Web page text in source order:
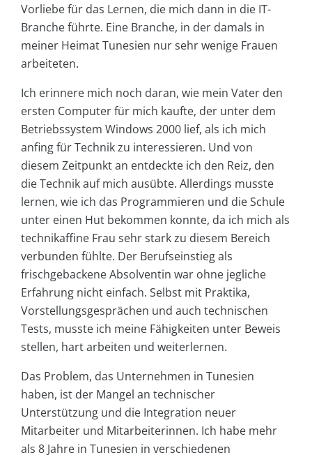
Vorliebe für das Lernen, die mich dann in die IT-
Branche führte. Eine Branche, in der damals in
meiner Heimat Tunesien nur sehr wenige Frauen
arbeiteten.
Ich erinnere mich noch daran, wie mein Vater den
ersten Computer für mich kaufte, der unter dem
Betriebssystem Windows 2000 lief, als ich mich
anfing für Technik zu interessieren. Und von
diesem Zeitpunkt an entdeckte ich den Reiz, den
die Technik auf mich ausübte. Allerdings musste
lernen, wie ich das Programmieren und die Schule
unter einen Hut bekommen konnte, da ich mich als
technikaffine Frau sehr stark zu diesem Bereich
verbunden fühlte. Der Berufseinstieg als
frischgebackene Absolventin war ohne jegliche
Erfahrung nicht einfach. Selbst mit Praktika,
Vorstellungsgesprächen und auch technischen
Tests, musste ich meine Fähigkeiten unter Beweis
stellen, hart arbeiten und weiterlernen.
Das Problem, das Unternehmen in Tunesien
haben, ist der Mangel an technischer
Unterstützung und die Integration neuer
Mitarbeiter und Mitarbeiterinnen. Ich habe mehr
als 8 Jahre in Tunesien in verschiedenen